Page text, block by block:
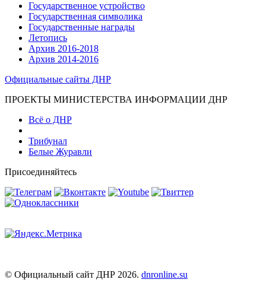
Государственное устройство
Государственная символика
Государственные награды
Летопись
Архив 2016-2018
Архив 2014-2016
Официальные сайты ДНР
ПРОЕКТЫ МИНИСТЕРСТВА ИНФОРМАЦИИ ДНР
Всё о ДНР
Трибунал
Белые Журавли
Присоединяйтесь
© Официальный сайт ДНР 2026. dnronline.su